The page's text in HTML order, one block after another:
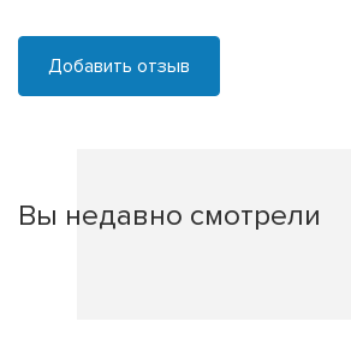
Добавить отзыв
Вы недавно смотрели